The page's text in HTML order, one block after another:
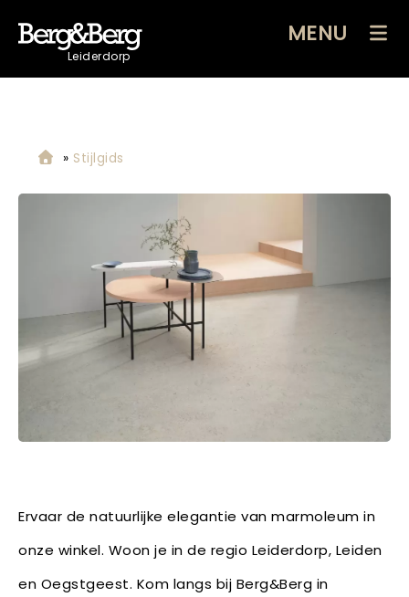
Leiderdorp
MENU
» Stijlgids
Ervaar de natuurlijke elegantie van marmoleum in
onze winkel. Woon je in de regio Leiderdorp, Leiden
en Oegstgeest. Kom langs bij Berg&Berg in